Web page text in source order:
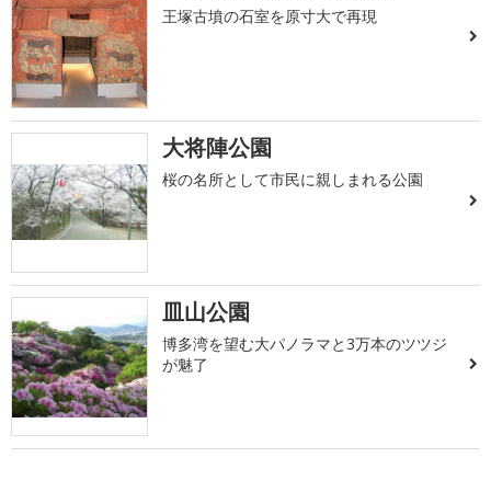
王塚古墳の石室を原寸大で再現
大将陣公園
桜の名所として市民に親しまれる公園
皿山公園
博多湾を望む大パノラマと3万本のツツジ
が魅了